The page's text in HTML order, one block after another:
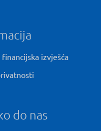
izvješća
do nas